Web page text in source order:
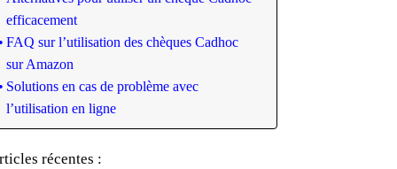
efficacement
FAQ sur l’utilisation des chèques Cadhoc
sur Amazon
Solutions en cas de problème avec
l’utilisation en ligne
récentes :